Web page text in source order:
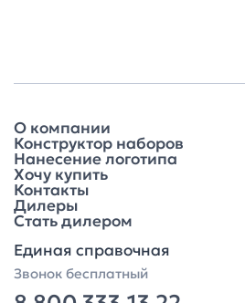
О компании
Конструктор наборов
Нанесение логотипа
Хочу купить
Контакты
Дилеры
Стать дилером
Единая справочная
Звонок бесплатный